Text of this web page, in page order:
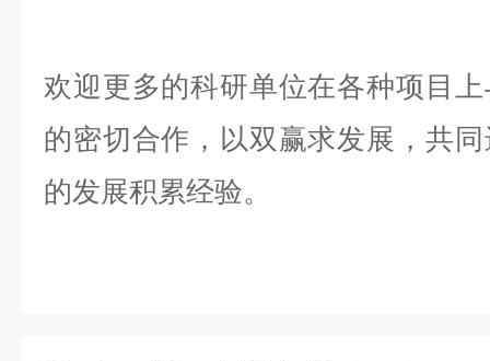
欢迎更多的科研单位在各种项目
的密切合作，以双赢求发展，共
的发展积累经验。